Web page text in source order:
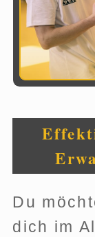
Du
dich im